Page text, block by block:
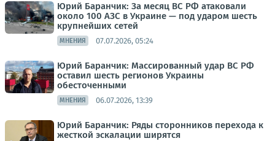
Юрий Баранчик: За месяц ВС РФ атаковали
около 100 АЗС в Украине — под ударом шесть
крупнейших сетей
МНЕНИЯ 07.07.2026, 05:24
Юрий Баранчик: Массированный удар ВС РФ
оставил шесть регионов Украины
обесточенными
МНЕНИЯ 06.07.2026, 13:39
Юрий Баранчик: Ряды сторонников перехода к
жесткой эскалации ширятся